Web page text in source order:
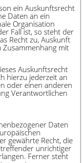
ein Auskunftsrecht
Daten an ein
Organisation
Fall ist, so steht der
Recht zu, Auskunft
Zusammenhang mit
Auskunftsrecht
hierzu jederzeit an
oder einen anderen
Verantwortlichen
Daten
gewährte Recht, die
unrichtiger
Ferner steht